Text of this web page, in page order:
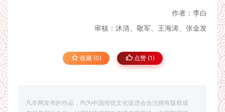
作者：李白
审核：沐清、敬军、王海涛、张金发
收藏 (0) 点赞 (1)
凡本网发布的作品，均为中国传统文化促进会合法拥有版权或